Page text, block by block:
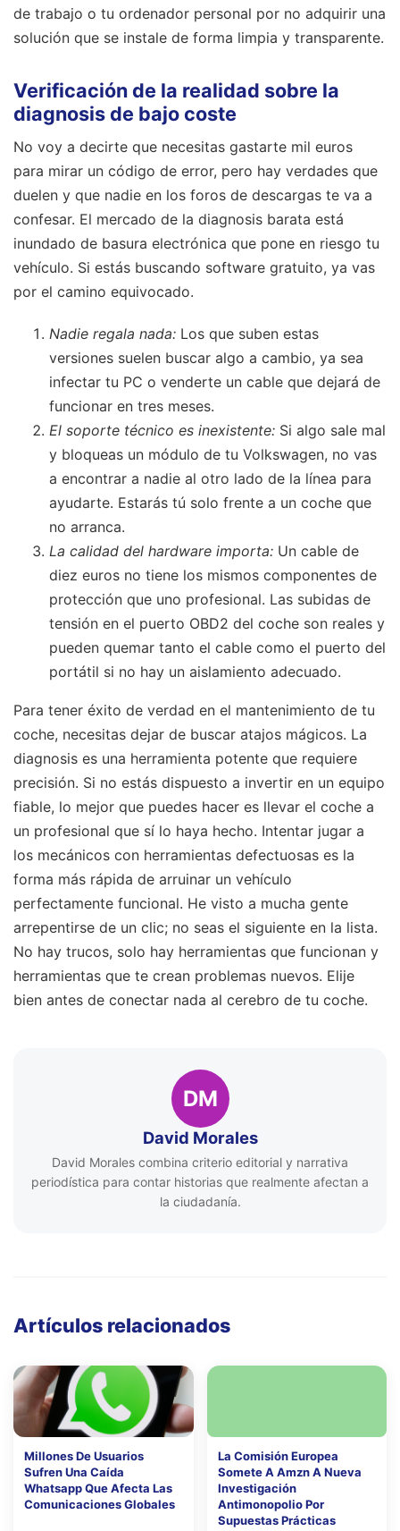
de trabajo o tu ordenador personal por no adquirir una
solución que se instale de forma limpia y transparente.
Verificación de la realidad sobre la
diagnosis de bajo coste
No voy a decirte que necesitas gastarte mil euros
para mirar un código de error, pero hay verdades que
duelen y que nadie en los foros de descargas te va a
confesar. El mercado de la diagnosis barata está
inundado de basura electrónica que pone en riesgo tu
vehículo. Si estás buscando software gratuito, ya vas
por el camino equivocado.
Nadie regala nada: Los que suben estas
versiones suelen buscar algo a cambio, ya sea
infectar tu PC o venderte un cable que dejará de
funcionar en tres meses.
El soporte técnico es inexistente: Si algo sale mal
y bloqueas un módulo de tu Volkswagen, no vas
a encontrar a nadie al otro lado de la línea para
ayudarte. Estarás tú solo frente a un coche que
no arranca.
La calidad del hardware importa: Un cable de
diez euros no tiene los mismos componentes de
protección que uno profesional. Las subidas de
tensión en el puerto OBD2 del coche son reales y
pueden quemar tanto el cable como el puerto del
portátil si no hay un aislamiento adecuado.
Para tener éxito de verdad en el mantenimiento de tu
coche, necesitas dejar de buscar atajos mágicos. La
diagnosis es una herramienta potente que requiere
precisión. Si no estás dispuesto a invertir en un equipo
fiable, lo mejor que puedes hacer es llevar el coche a
un profesional que sí lo haya hecho. Intentar jugar a
los mecánicos con herramientas defectuosas es la
forma más rápida de arruinar un vehículo
perfectamente funcional. He visto a mucha gente
arrepentirse de un clic; no seas el siguiente en la lista.
No hay trucos, solo hay herramientas que funcionan y
herramientas que te crean problemas nuevos. Elije
bien antes de conectar nada al cerebro de tu coche.
DM
David Morales
David Morales combina criterio editorial y narrativa
periodística para contar historias que realmente afectan a
la ciudadanía.
Artículos relacionados
Millones De Usuarios
Sufren Una Caída
Whatsapp Que Afecta Las
Comunicaciones Globales
La Comisión Europea
Somete A Amzn A Nueva
Investigación
Antimonopolio Por
Supuestas Prácticas